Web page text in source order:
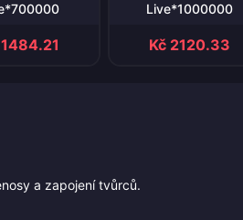
Live*1000000
Kč 2120.33
a zapojení tvůrců.